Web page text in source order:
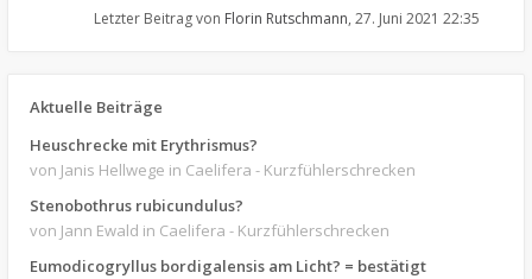
Letzter Beitrag von Florin Rutschmann, 27. Juni 2021 22:35
Aktuelle Beiträge
Heuschrecke mit Erythrismus?
von Janis Hellwege in Caelifera - Kurzfühlerschrecken
Stenobothrus rubicundulus?
von Jann Ewald in Caelifera - Kurzfühlerschrecken
Eumodicogryllus bordigalensis am Licht? = bestätigt